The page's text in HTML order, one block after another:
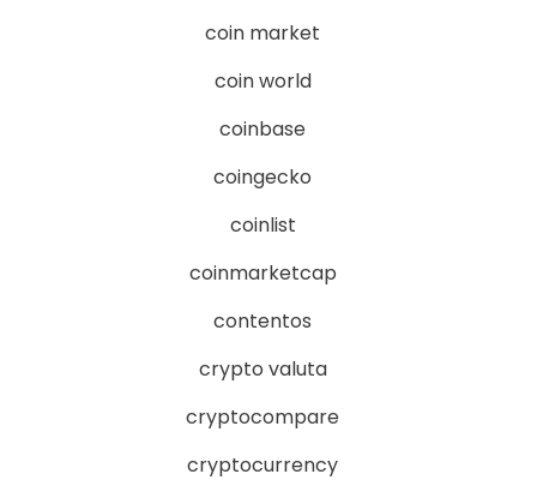
coin market
coin world
coinbase
coingecko
coinlist
coinmarketcap
contentos
crypto valuta
cryptocompare
cryptocurrency